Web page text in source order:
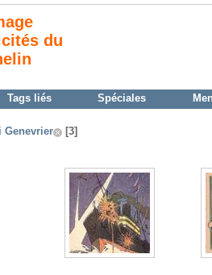
du
Tags liés Spéciales
Genevrier [3]